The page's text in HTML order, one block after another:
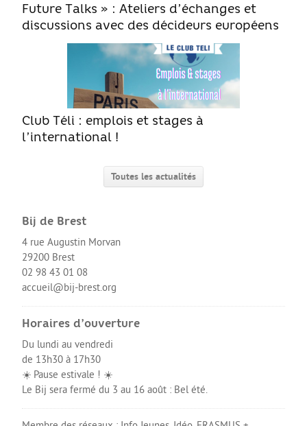
Future Talks » : Ateliers d’échanges et
discussions avec des décideurs européens
Club Téli : emplois et stages à
l’international !
Toutes les actualités
Bij de Brest
4 rue Augustin Morvan
29200 Brest
02 98 43 01 08
accueil@bij-brest.org
Horaires d’ouverture
Du lundi au vendredi
de 13h30 à 17h30
☀️ Pause estivale ! ☀️
Le Bij sera fermé du 3 au 16 août : Bel été.